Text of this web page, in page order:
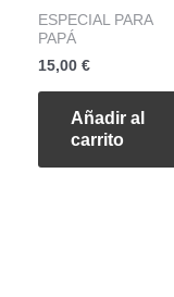
ESPECIAL PARA
PAPÁ
15,00€
Añadir al
carrito